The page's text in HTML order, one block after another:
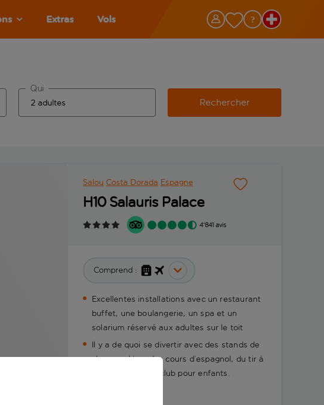
Extras Vols
Qui
Rechercher
Salou Costa Dorada Espagne
H10 Salauris Palace
4'841 avis
Comprend :
Excellentes installations avec un restaurant
buffet, une boulangerie, un spa et un
solarium réservé aux adultes sur le toit
Il y a de quoi se divertir avec des stands de
show cooking, des cours d’espagnol, du tir à
la carabine et un club pour enfants.